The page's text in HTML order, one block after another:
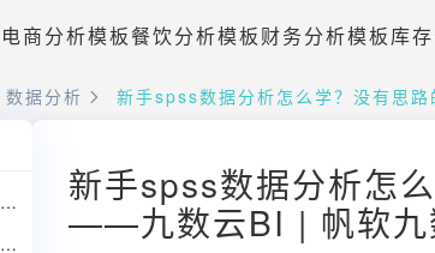
电商分析模板餐饮分析模板财务分析模板库
数据分析 新手spss数据分析怎么学？没有思
一、spss数据分析：样本来源
二、spss数据分析：基础知识学习
新手spss数据分析怎
——九数云BI | 帆软九